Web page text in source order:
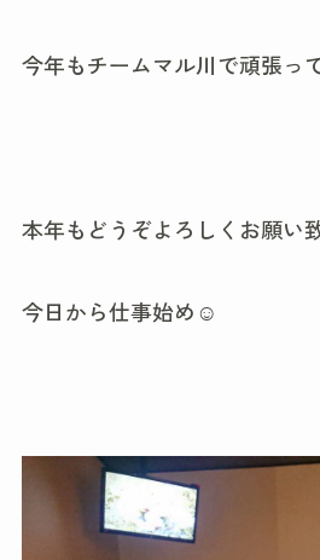
今年もチームマル川で頑張っ
本年もどうぞよろしくお願い
今日から仕事始め☺